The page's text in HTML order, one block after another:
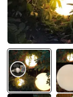
Inspiration
Galleri
Kundeservice